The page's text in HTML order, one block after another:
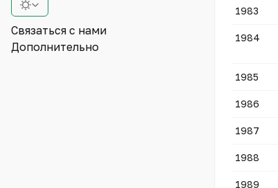
Связаться с нами
Дополнительно
1983
1984
1985
1986
1987
1988
1989